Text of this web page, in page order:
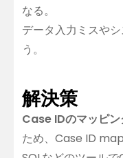
なる。
データ入力ミスや
う。
解決策
Case IDのマッピン
ため、Case ID